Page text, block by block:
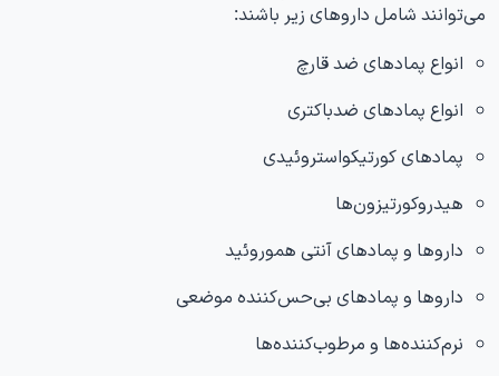
می‌توانند شامل داروهای زیر باشند:
انواع پمادهای ضد قارچ
انواع پمادهای ضدباکتری
پمادهای کورتیکواستروئیدی
هیدروکورتیزون‌ها
داروها و پمادهای آنتی هموروئید
داروها و پمادهای بی‌حس‌کننده موضعی
نرم‌کننده‌ها و مرطوب‌کننده‌ها